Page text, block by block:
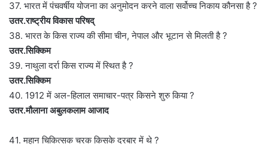
37. भारत में पंचवर्षीय योजना का अनुमोदन करने वाला सर्वोच्च निकाय कौनसा है ?
उतर.राष्ट्रीय विकास परिषद्
38. भारत के किस राज्य की सीमा चीन, नेपाल और भूटान से मिलती है ?
उतर.सिक्किम
39. नाथुला दर्रा किस राज्य में स्थित है ?
उतर.सिक्किम
40. 1912 में अल-हिलाल समाचार-पत्र किसने शुरु किया ?
उतर.मौलाना अबुलकलाम आजाद
41. महान चिकित्सक चरक किसके दरबार में थे ?